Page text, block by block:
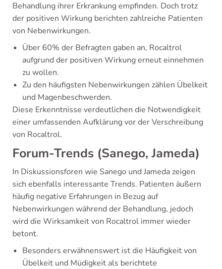
Behandlung ihrer Erkrankung empfinden. Doch trotz
der positiven Wirkung berichten zahlreiche Patienten
von Nebenwirkungen.
Über 60% der Befragten gaben an, Rocaltrol
aufgrund der positiven Wirkung erneut einnehmen
zu wollen.
Zu den häufigsten Nebenwirkungen zählen Übelkeit
und Magenbeschwerden.
Diese Erkenntnisse verdeutlichen die Notwendigkeit
einer umfassenden Aufklärung vor der Verschreibung
von Rocaltrol.
Forum-Trends (Sanego, Jameda)
In Diskussionsforen wie Sanego und Jameda zeigen
sich ebenfalls interessante Trends. Patienten äußern
häufig negative Erfahrungen in Bezug auf
Nebenwirkungen während der Behandlung, jedoch
wird die Wirksamkeit von Rocaltrol immer wieder
betont.
Besonders erwähnenswert ist die Häufigkeit von
Übelkeit und Müdigkeit als berichtete